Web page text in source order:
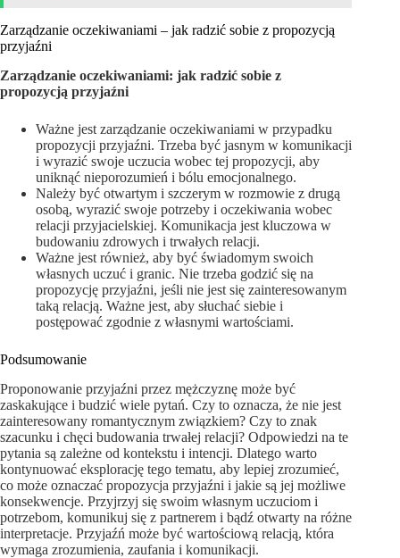
Zarządzanie oczekiwaniami – jak radzić sobie z propozycją
przyjaźni
Zarządzanie oczekiwaniami: jak radzić sobie z
propozycją przyjaźni
Ważne jest zarządzanie oczekiwaniami w przypadku
propozycji przyjaźni. Trzeba być jasnym w komunikacji
i wyrazić swoje uczucia wobec tej propozycji, aby
uniknąć nieporozumień i bólu emocjonalnego.
Należy być otwartym i szczerym w rozmowie z drugą
osobą, wyrazić swoje potrzeby i oczekiwania wobec
relacji przyjacielskiej. Komunikacja jest kluczowa w
budowaniu zdrowych i trwałych relacji.
Ważne jest również, aby być świadomym swoich
własnych uczuć i granic. Nie trzeba godzić się na
propozycję przyjaźni, jeśli nie jest się zainteresowanym
taką relacją. Ważne jest, aby słuchać siebie i
postępować zgodnie z własnymi wartościami.
Podsumowanie
Proponowanie przyjaźni przez mężczyznę może być
zaskakujące i budzić wiele pytań. Czy to oznacza, że nie jest
zainteresowany romantycznym związkiem? Czy to znak
szacunku i chęci budowania trwałej relacji? Odpowiedzi na te
pytania są zależne od kontekstu i intencji. Dlatego warto
kontynuować eksplorację tego tematu, aby lepiej zrozumieć,
co może oznaczać propozycja przyjaźni i jakie są jej możliwe
konsekwencje. Przyjrzyj się swoim własnym uczuciom i
potrzebom, komunikuj się z partnerem i bądź otwarty na różne
interpretacje. Przyjaźń może być wartościową relacją, która
wymaga zrozumienia, zaufania i komunikacji.